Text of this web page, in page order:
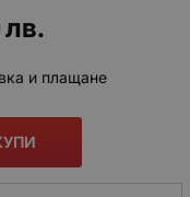
лв.
и плащане